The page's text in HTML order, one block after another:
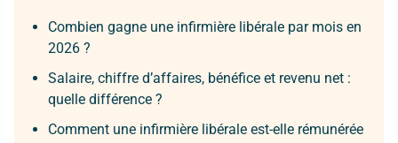
Combien gagne une infirmière libérale par mois en
2026 ?
Salaire, chiffre d’affaires, bénéfice et revenu net :
quelle différence ?
Comment une infirmière libérale est-elle rémunérée